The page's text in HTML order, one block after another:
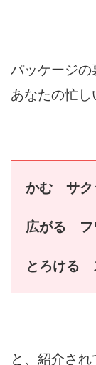
パッケージの
あなたの忙し
かむ サク
広がる フ
とろける
と、紹介され